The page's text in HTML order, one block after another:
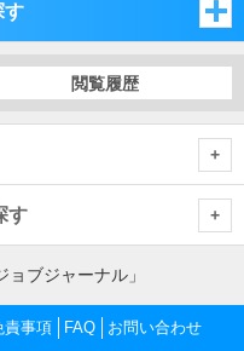
す
閲覧履歴
す
ブジャーナル」
責事項 FAQ お問い合わせ